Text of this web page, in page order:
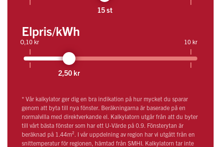
15 st
Elpris/kWh
O,10 kr 10 kr
2,50 kr
* Vår kalkylator ger dig en bra indikation på hur mycket du sparar
genom att byta till nya fönster. Beräkningarna är baserade på en
normalvilla med direktverkande el. Kalkylatorn utgår från att du byter
till vårt bästa fönster som har ett U-Värde på 0.9. Fönsterytan är
beräknad på 1.44m². I vår uppdelning av region har vi utgått från en
snittemperatur för regionen, hämtad från SMHI. Kalkylatorn tar inte